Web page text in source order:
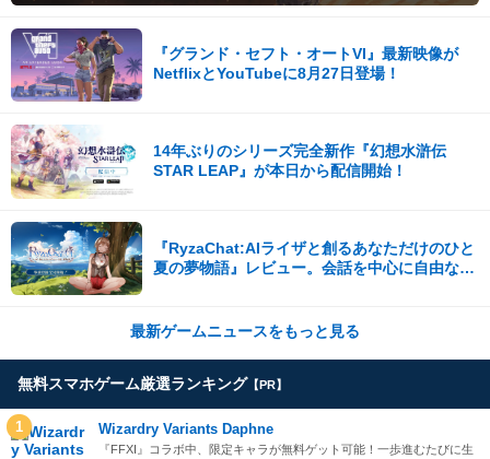
『グランド・セフト・オートVI』最新映像が
NetflixとYouTubeに8月27日登場！
14年ぶりのシリーズ完全新作『幻想水滸伝
STAR LEAP』が本日から配信開始！
『RyzaChat:AIライザと創るあなただけのひと
夏の夢物語』レビュー。会話を中心に自由な冒
最新ゲームニュースをもっと見る
無料スマホゲーム厳選ランキング 【PR】
1 Wizardry Variants Daphne
『FFXI』コラボ中、限定キャラが無料ゲット可能！一歩進むたびに生